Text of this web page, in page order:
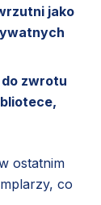
jako
do zwrotu
ostatnim
co